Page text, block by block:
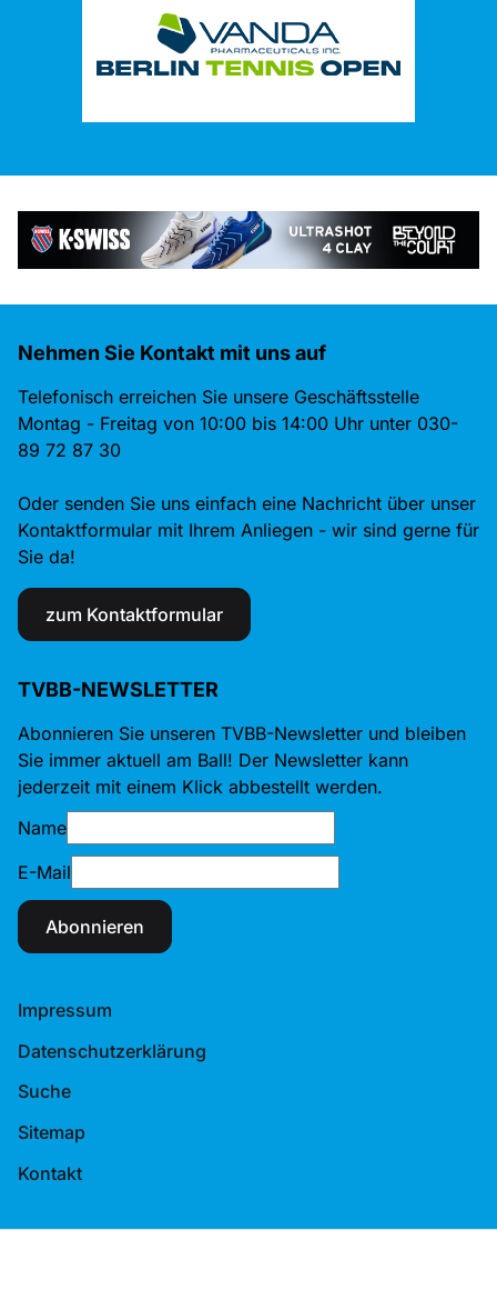
Nehmen Sie Kontakt mit uns auf
Telefonisch erreichen Sie unsere Geschäftsstelle
Montag - Freitag von 10:00 bis 14:00 Uhr unter 030-
89 72 87 30
Oder senden Sie uns einfach eine Nachricht über unser
Kontaktformular mit Ihrem Anliegen - wir sind gerne für
Sie da!
zum Kontaktformular
TVBB-NEWSLETTER
Abonnieren Sie unseren TVBB-Newsletter und bleiben
Sie immer aktuell am Ball! Der Newsletter kann
jederzeit mit einem Klick abbestellt werden.
Name
E-Mail
Abonnieren
Impressum
Datenschutzerklärung
Suche
Sitemap
Kontakt